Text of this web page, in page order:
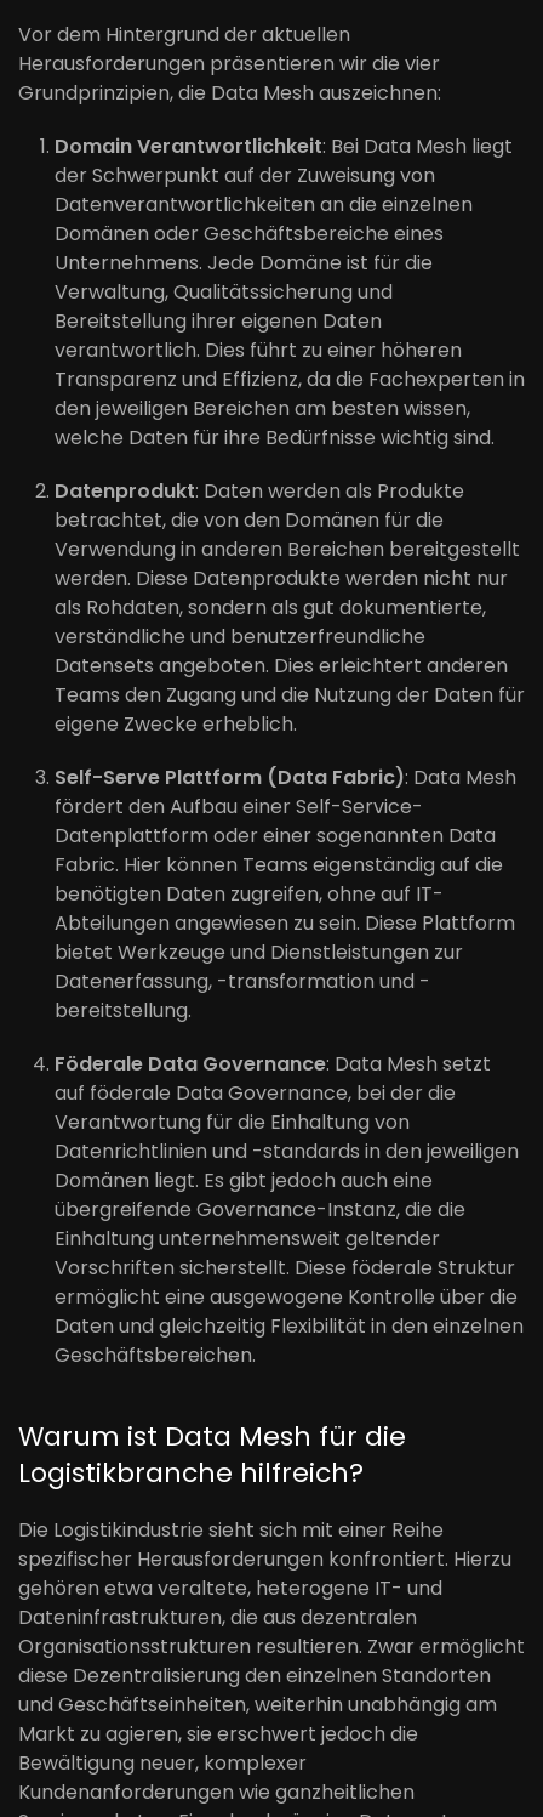
Vor dem Hintergrund der aktuellen
Herausforderungen präsentieren wir die vier
Grundprinzipien, die Data Mesh auszeichnen:
Domain Verantwortlichkeit: Bei Data Mesh liegt
der Schwerpunkt auf der Zuweisung von
Datenverantwortlichkeiten an die einzelnen
Domänen oder Geschäftsbereiche eines
Unternehmens. Jede Domäne ist für die
Verwaltung, Qualitätssicherung und
Bereitstellung ihrer eigenen Daten
verantwortlich. Dies führt zu einer höheren
Transparenz und Effizienz, da die Fachexperten in
den jeweiligen Bereichen am besten wissen,
welche Daten für ihre Bedürfnisse wichtig sind.
Datenprodukt: Daten werden als Produkte
betrachtet, die von den Domänen für die
Verwendung in anderen Bereichen bereitgestellt
werden. Diese Datenprodukte werden nicht nur
als Rohdaten, sondern als gut dokumentierte,
verständliche und benutzerfreundliche
Datensets angeboten. Dies erleichtert anderen
Teams den Zugang und die Nutzung der Daten für
eigene Zwecke erheblich.
Self-Serve Plattform (Data Fabric): Data Mesh
fördert den Aufbau einer Self-Service-
Datenplattform oder einer sogenannten Data
Fabric. Hier können Teams eigenständig auf die
benötigten Daten zugreifen, ohne auf IT-
Abteilungen angewiesen zu sein. Diese Plattform
bietet Werkzeuge und Dienstleistungen zur
Datenerfassung, -transformation und -
bereitstellung.
Föderale Data Governance: Data Mesh setzt
auf föderale Data Governance, bei der die
Verantwortung für die Einhaltung von
Datenrichtlinien und -standards in den jeweiligen
Domänen liegt. Es gibt jedoch auch eine
übergreifende Governance-Instanz, die die
Einhaltung unternehmensweit geltender
Vorschriften sicherstellt. Diese föderale Struktur
ermöglicht eine ausgewogene Kontrolle über die
Daten und gleichzeitig Flexibilität in den einzelnen
Geschäftsbereichen.
Warum ist Data Mesh für die
Logistikbranche hilfreich?
Die Logistikindustrie sieht sich mit einer Reihe
spezifischer Herausforderungen konfrontiert. Hierzu
gehören etwa veraltete, heterogene IT- und
Dateninfrastrukturen, die aus dezentralen
Organisationsstrukturen resultieren. Zwar ermöglicht
diese Dezentralisierung den einzelnen Standorten
und Geschäftseinheiten, weiterhin unabhängig am
Markt zu agieren, sie erschwert jedoch die
Bewältigung neuer, komplexer
Kundenanforderungen wie ganzheitlichen